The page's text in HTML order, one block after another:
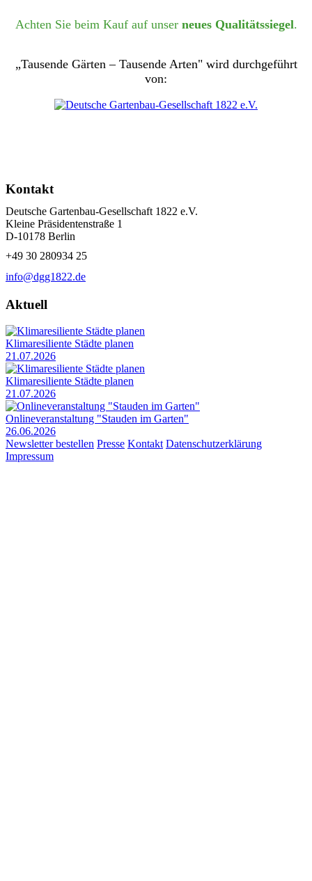
Achten Sie beim Kauf auf unser neues Qualitätssiegel.
„Tausende Gärten – Tausende Arten" wird durchgeführt
von:
Kontakt
Deutsche Gartenbau-Gesellschaft 1822 e.V.
Kleine Präsidentenstraße 1
D-10178 Berlin
+49 30 280934 25
info@dgg1822.de
Aktuell
Klimaresiliente Städte planen
21.07.2026
Klimaresiliente Städte planen
21.07.2026
Onlineveranstaltung "Stauden im Garten"
26.06.2026
Newsletter bestellen Presse Kontakt Datenschutzerklärung
Impressum